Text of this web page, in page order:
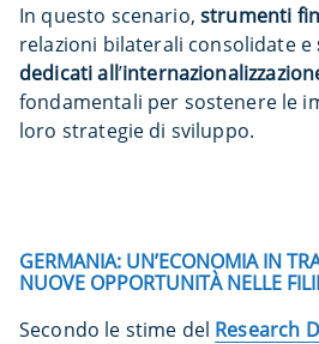
In questo scenario, strumenti
relazioni bilaterali consolidate e
dedicati all’
fondamentali per sostenere le
loro strategie di sviluppo.
GERMANIA: UN’ECONOMIA IN
NUOVE OPPORTUNITÀ NELLE
Secondo le stime del Research